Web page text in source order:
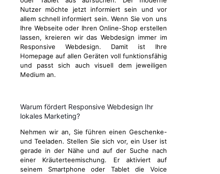
Nutzer möchte jetzt informiert sein und vor
allem schnell informiert sein. Wenn Sie von uns
Ihre Webseite oder Ihren Online-Shop erstellen
lassen, kreieren wir das Webdesign immer im
Responsive Webdesign. Damit ist Ihre
Homepage auf allen Geräten voll funktionsfähig
und passt sich auch visuell dem jeweiligen
Medium an.
Warum fördert Responsive Webdesign Ihr
lokales Marketing?
Nehmen wir an, Sie führen einen Geschenke-
und Teeladen. Stellen Sie sich vor, ein User ist
gerade in der Nähe und auf der Suche nach
einer Kräuterteemischung. Er aktiviert auf
seinem Smartphone oder Tablet die Voice